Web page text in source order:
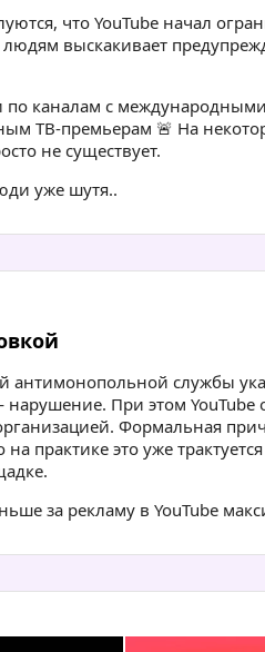
что YouTube начал
выскакивает
по каналам с
ТВ-премьерам 🚨 На
не существует.
уже шутя..
службы
При этом
Формальная
практике это уже
за рекламу в YouTube